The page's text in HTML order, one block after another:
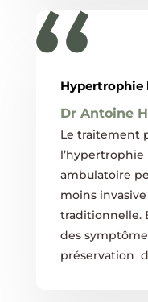
Hypertrophie
Dr Antoine
Le traitement
ambulatoire
moins
traditionnelle.
des
préservation